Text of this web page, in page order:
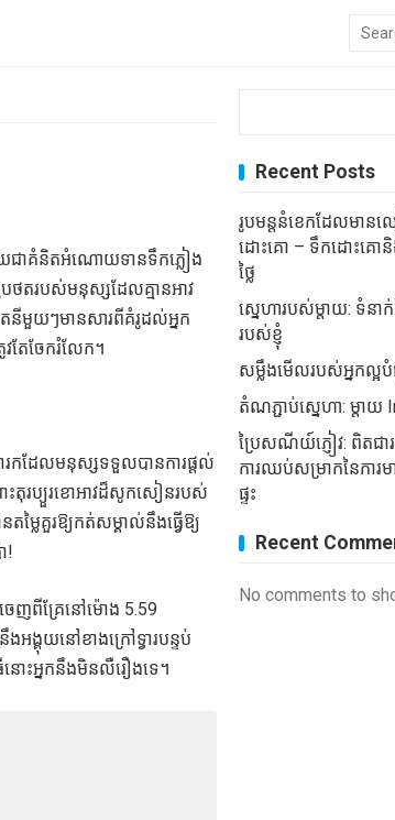
យជាគំនិតអំណោយទានទឹកភ្លៀង
បថតរបស់មនុស្សដែលគ្មានអាវ
តនីមួយៗមានសារពីគំរូដល់អ្នក
តែចែករំលែក។
រកដែលមនុស្សទទួលបានការផ្តល់
ះតុរប្យួរខោអាវដ៏សូកសៀនរបស់
លៃគួរឱ្យកត់សម្គាល់នឹងធ្វើឱ្យ
!
ចេញពីគ្រែនៅម៉ោង 5.59
ង្គុយនៅខាងក្រៅទ្វារបន្ទប់
នោះអ្នកនឹងមិនលឺរឿងទេ។
Recent Posts
រូបមន្តនំខេកដែលមាន
ដោះគោ – ទឹកដោះគោ
ថ្លៃ
ស្នេហារបស់ម្តាយ: ទំន
របស់ខ្ញុំ
សម្លឹងមើលរបស់អ្នកល្អបំ
តំណភ្ជាប់ស្នេហា: ម្តាយ
ប្រៃសណីយ៍ភ្ញៀវ: ពិតជ
ការឈប់សម្រាកនៃការម
ផ្ទះ
Recent
No comments to